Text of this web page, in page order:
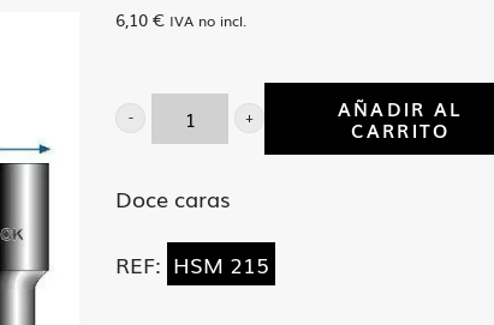
6,10 € IVA no incl.
Llave
1/2"
15
AÑADIR AL
CARRITO
Doce caras
REF: HSM 215